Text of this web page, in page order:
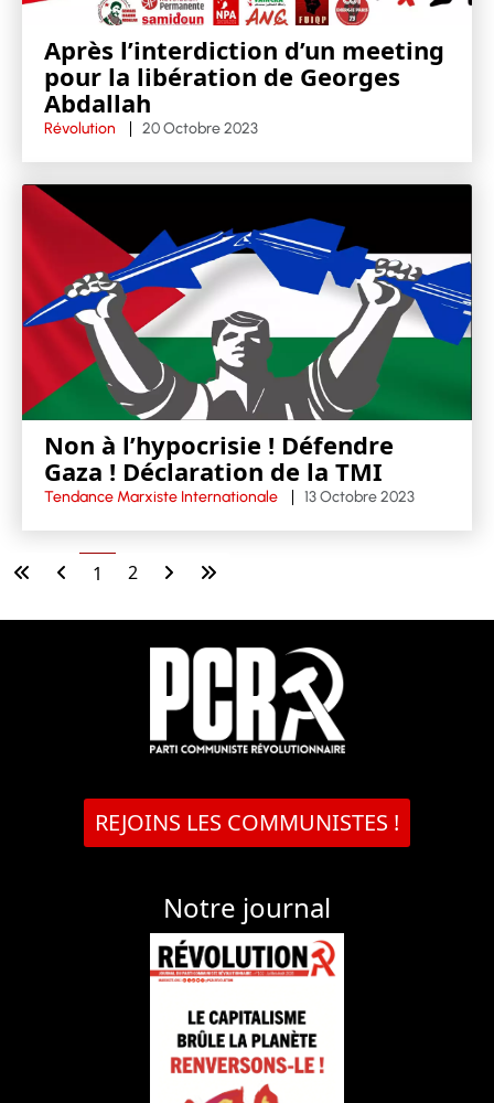
Après l’interdiction d’un meeting
pour la libération de Georges
Abdallah
Révolution 20 Octobre 2023
Non à l’hypocrisie ! Défendre
Gaza ! Déclaration de la TMI
Tendance Marxiste Internationale 13 Octobre 2023
1 2
REJOINS LES COMMUNISTES !
Notre journal